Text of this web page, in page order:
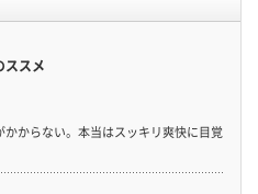
ススメ
からない。本当はスッキリ爽快に目覚